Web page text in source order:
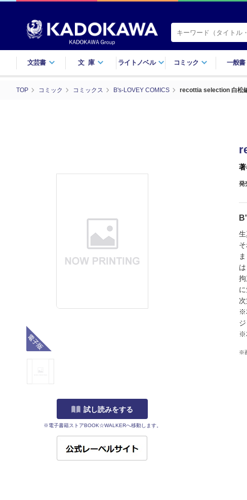
文芸書 文庫 ライトノベル コミック 一般書
TOP コミック コミックス B's-LOVEY COMICS recottia selection 白
試し読みをする
※電子書籍ストアBOOK☆WALKERへ移動します。
発
ま
に
※
※
※